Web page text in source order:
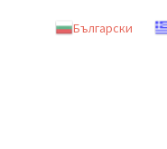
Български